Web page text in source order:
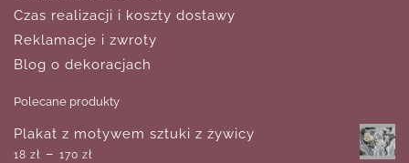
Czas realizacji i koszty dostawy
Reklamacje i zwroty
Blog o dekoracjach
Polecane produkty
Plakat z motywem sztuki z żywicy
18 zł – 170 zł